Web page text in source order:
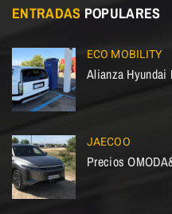
ENTRADAS POPULARES
ECO MOBILITY
Alianza Hyundai
JAECOO
Precios